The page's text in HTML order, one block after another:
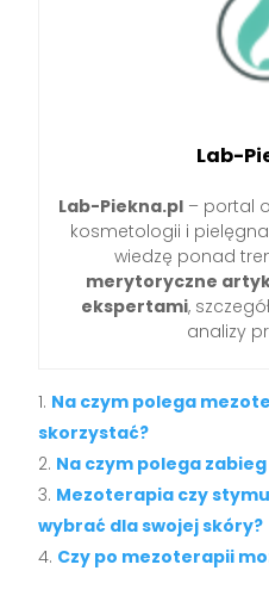
Lab-
Lab-Piekna.pl – portal
kosmetologii i
wiedzę ponad
merytoryczne
ekspertami,
analizy
Na czym polega
skorzystać?
Na czym polega
Mezoterapia czy
wybrać dla swojej skóry?
Czy po mezoterapii